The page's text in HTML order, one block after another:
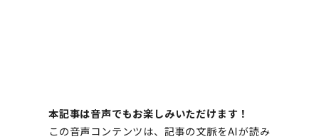
本記事は音声でもお楽しみいただけます！
この音声コンテンツは、記事の文脈をAIが読み